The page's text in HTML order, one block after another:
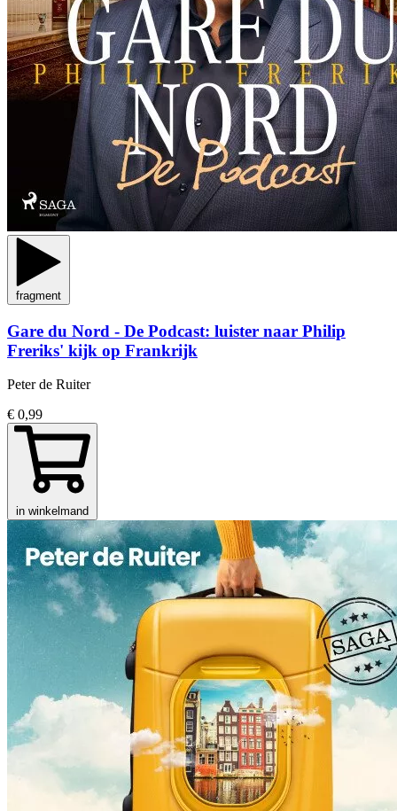
fragment
Gare du Nord - De Podcast: luister naar Philip
Freriks' kijk op Frankrijk
Peter de Ruiter
€ 0,99
in winkelmand